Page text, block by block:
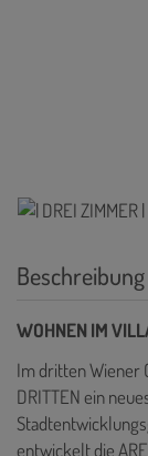
Beschreibung
WOHNEN IM
Im dritten Wiener
DRITTEN ein
entwickelt die